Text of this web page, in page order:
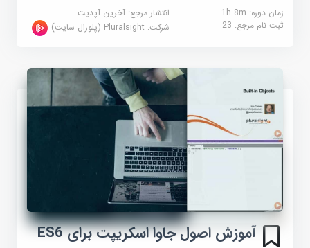
زمان دوره: 1h 8m
انتشار مرجع:آخرین آپدیت
ثبت نام مرجع:23 شرکت:Pluralsight (پلورال سایت)
آموزش اصول جاوا اسکریپت برای ES6